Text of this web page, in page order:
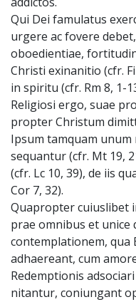
Qui Dei famulatus
urgere ac fovere
oboedientiae,
Christi exinanitio (cfr.
in spiritu (cfr. Rm 8, 1-
Religiosi ergo, suae
propter Christum
Ipsum tamquam unum
sequantur (cfr. Mt 19,
(cfr. Lc 10, 39), de iis
Cor 7, 32).
Quapropter cuiuslibet
prae omnibus et unice
contemplationem, qua
adhaereant, cum
Redemptionis
nitantur, coniungant